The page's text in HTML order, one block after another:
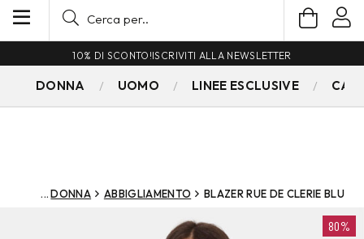
10% DI SCONTO!ISCRIVITI ALLA NEWSLETTER
DONNA UOMO LINEE ESCLUSIVE
DONNA ABBIGLIAMENTO BLAZER RUE DE CLERIE BLU
80%